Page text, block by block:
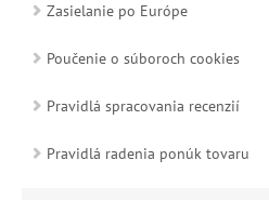
Zasielanie po Európe
Poučenie o súboroch cookies
Pravidlá spracovania recenzií
Pravidlá radenia ponúk tovaru